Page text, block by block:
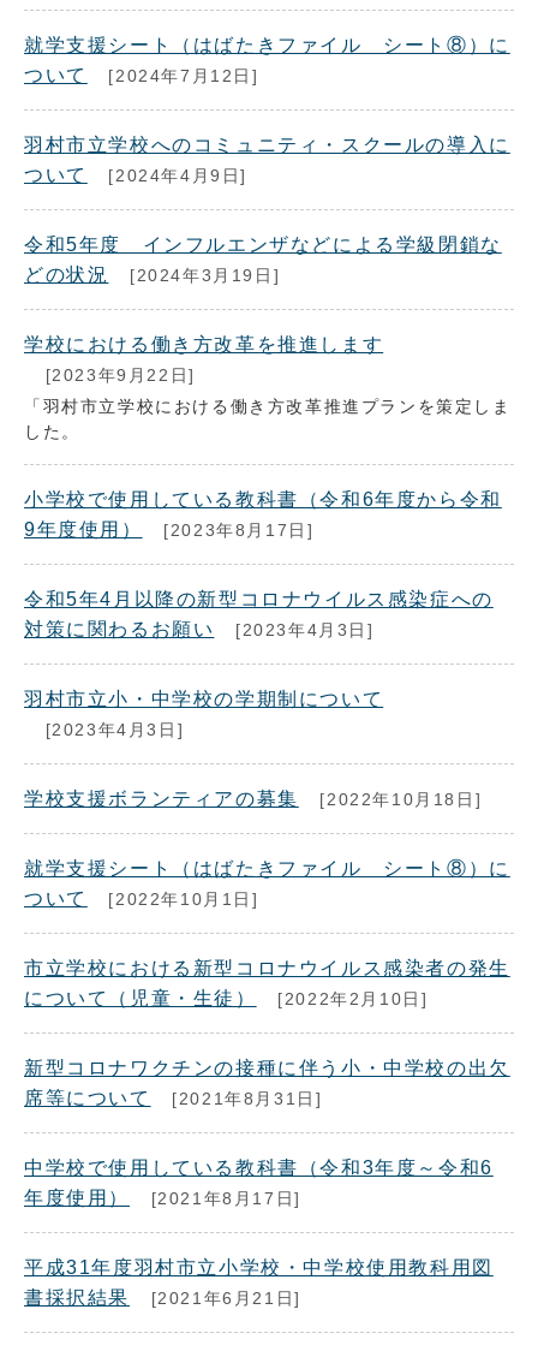
就学支援シート（はばたきファイル シート⑧）に
ついて
[2024年7月12日]
羽村市立学校へのコミュニティ・スクールの導入に
ついて
[2024年4月9日]
令和5年度 インフルエンザなどによる学級閉鎖な
どの状況
[2024年3月19日]
学校における働き方改革を推進します
[2023年9月22日]
「羽村市立学校における働き方改革推進プランを策定しま
した。
小学校で使用している教科書（令和6年度から令和
9年度使用）
[2023年8月17日]
令和5年4月以降の新型コロナウイルス感染症への
対策に関わるお願い
[2023年4月3日]
羽村市立小・中学校の学期制について
[2023年4月3日]
学校支援ボランティアの募集 [2022年10月18日]
就学支援シート（はばたきファイル シート⑧）に
ついて
[2022年10月1日]
市立学校における新型コロナウイルス感染者の発生
について（児童・生徒）
[2022年2月10日]
新型コロナワクチンの接種に伴う小・中学校の出欠
席等について
[2021年8月31日]
中学校で使用している教科書（令和3年度～令和6
年度使用）
[2021年8月17日]
平成31年度羽村市立小学校・中学校使用教科用図
書採択結果
[2021年6月21日]